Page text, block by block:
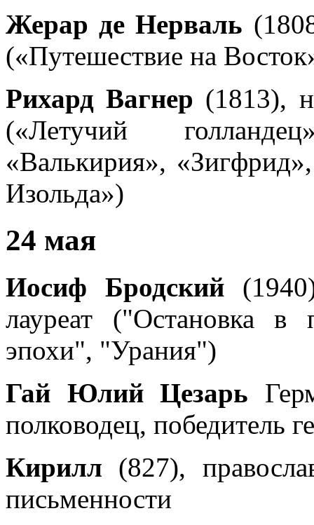
Жерар де Нерваль
(«Путешествие на
Рихард Вагнер (1813),
(«Летучий
«Валькирия»,
Изольда»)
24 мая
Иосиф Бродский
лауреат ("Остановка в
эпохи", "Урания")
Гай Юлий Цезарь
полководец, победитель
Кирилл (827),
письменности